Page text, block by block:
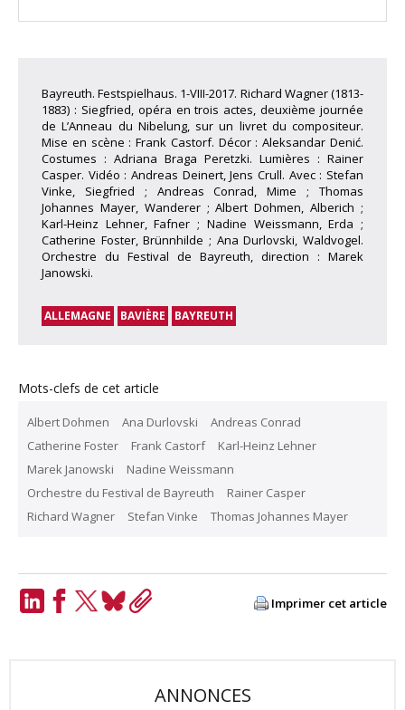
Bayreuth. Festspielhaus. 1-VIII-2017. Richard Wagner (1813-
1883) : Siegfried, opéra en trois actes, deuxième journée
de L’Anneau du Nibelung, sur un livret du compositeur.
Mise en scène : Frank Castorf. Décor : Aleksandar Denić.
Costumes : Adriana Braga Peretzki. Lumières : Rainer
Casper. Vidéo : Andreas Deinert, Jens Crull. Avec : Stefan
Vinke, Siegfried ; Andreas Conrad, Mime ; Thomas
Johannes Mayer, Wanderer ; Albert Dohmen, Alberich ;
Karl-Heinz Lehner, Fafner ; Nadine Weissmann, Erda ;
Catherine Foster, Brünnhilde ; Ana Durlovski, Waldvogel.
Orchestre du Festival de Bayreuth, direction : Marek
Janowski.
ALLEMAGNE BAVIÈRE BAYREUTH
Mots-clefs de cet article
Albert Dohmen Ana Durlovski
Andreas Conrad
Catherine Foster
Frank Castorf
Karl-Heinz Lehner
Marek Janowski
Nadine Weissmann
Orchestre du Festival de Bayreuth
Rainer Casper
Richard Wagner
Stefan Vinke Thomas Johannes Mayer
Imprimer cet article
ANNONCES